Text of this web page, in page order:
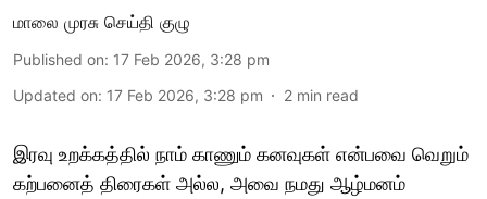
மாலை முரசு செய்தி குழு
Published on: 17 Feb 2026, 3:28 pm
Updated on: 17 Feb 2026, 3:28 pm 2 min read
இரவு உறக்கத்தில் நாம் காணும் கனவுகள் என்பவை வெறும்
கற்பனைத் திரைகள் அல்ல, அவை நமது ஆழ்மனம்